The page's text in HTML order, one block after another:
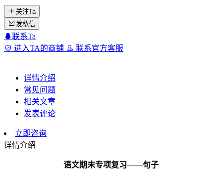
关注Ta
发私信
联系Ta
进入TA的商铺
联系官方客服
详情介绍
常见问题
相关文章
发表评论
立即咨询
详情介绍
语文期末专项复习——句子